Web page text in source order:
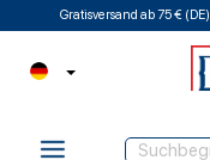
Gratisversand ab 75 € (DE)